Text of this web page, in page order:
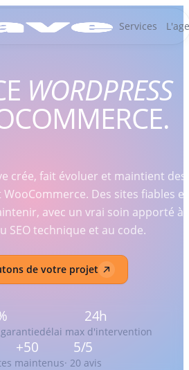
Services
WORDPRESS
crée, fait évoluer et maintient des
Des sites fiables et
avec un vrai soin apporté à
SEO technique et au code.
de votre projet
24h
délai max d'intervention
+50
maintenus
5/5
· 20 avis